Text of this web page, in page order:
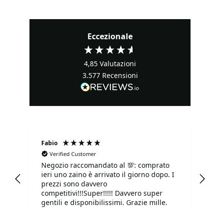
Eccezionale
4,85 Valutazioni
3.577 Recensioni
Fabio
Verified Customer
Negozio raccomandato al 💯: comprato
ieri uno zaino è arrivato il giorno dopo. I
prezzi sono davvero
competitivi!!!Super!!!!! Davvero super
gentili e disponibilissimi. Grazie mille.